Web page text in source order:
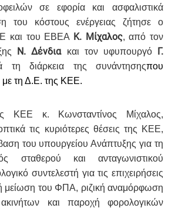
σε εφορία και ασφαλιστικά
του κόστους ενέργειας ζήτησε ο
και του ΕΒΕΑ Κ. Μίχαλος, από τον
Ν. Δένδιακαι τον υφυπουργό Γ.
τη διάρκεια της συνάντησηςπου
τη Δ.Ε. της ΚΕΕ.
ΚΕΕ κ. Κωνσταντίνος Μίχαλος,
τις κυριότερες θέσεις της ΚΕΕ,
του υπουργείου Ανάπτυξης για τη
σταθερού και ανταγωνιστικού
συντελεστή για τις επιχειρήσεις
μείωση του ΦΠΑ, ριζική αναμόρφωση
και παροχή φορολογικών